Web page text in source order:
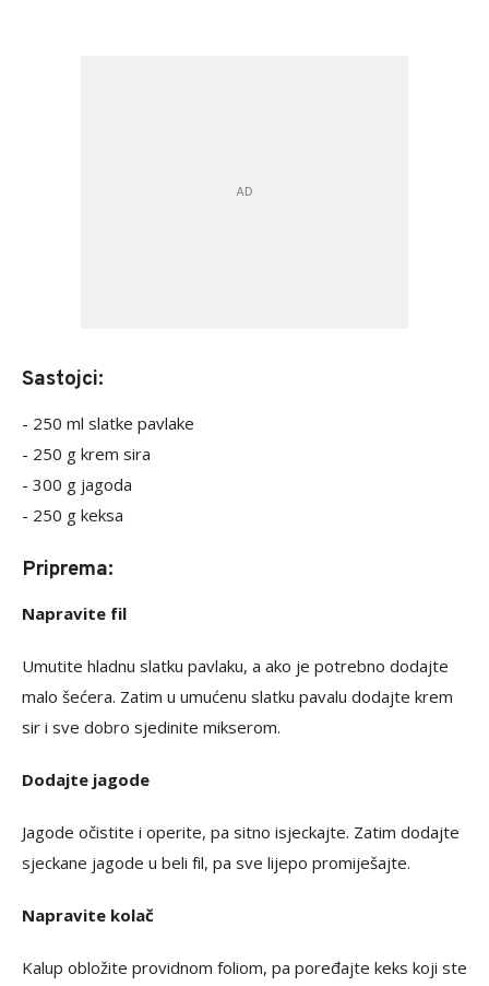
Sastojci:
- 250 ml slatke pavlake
- 250 g krem sira
- 300 g jagoda
- 250 g keksa
Priprema:
Napravite fil
Umutite hladnu slatku pavlaku, a ako je potrebno dodajte
malo šećera. Zatim u umućenu slatku pavalu dodajte krem
sir i sve dobro sjedinite mikserom.
Dodajte jagode
Jagode očistite i operite, pa sitno isjeckajte. Zatim dodajte
sjeckane jagode u beli fil, pa sve lijepo promiješajte.
Napravite kolač
Kalup obložite providnom foliom, pa poređajte keks koji ste